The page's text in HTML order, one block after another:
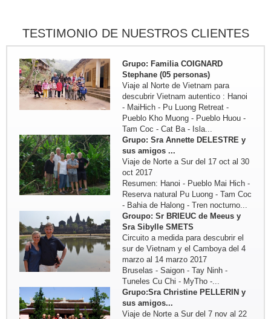
TESTIMONIO DE NUESTROS CLIENTES
Kho Muong - Tam Coc - Vinh -
Grupo: Familia COIGNARD
Stephane (05 personas)
Viaje al Norte de Vietnam para
descubrir Vietnam autentico : Hanoi
- MaiHich - Pu Luong Retreat -
Pueblo Kho Muong - Pueblo Huou -
Tam Coc - Cat Ba - Isla...
Grupo: Sra Annette DELESTRE y
sus amigos ...
Viaje de Norte a Sur del 17 oct al 30
oct 2017
Resumen: Hanoi - Pueblo Mai Hich -
Reserva natural Pu Luong - Tam Coc
- Bahia de Halong - Tren nocturno...
Groupo: Sr BRIEUC de Meeus y
Sra Sibylle SMETS
Circuito a medida para descubrir el
sur de Vietnam y el Camboya del 4
marzo al 14 marzo 2017
Bruselas - Saigon - Tay Ninh -
Tuneles Cu Chi - MyTho -...
Grupo:Sra Christine PELLERIN y
sus amigos...
Viaje de Norte a Sur del 7 nov al 22